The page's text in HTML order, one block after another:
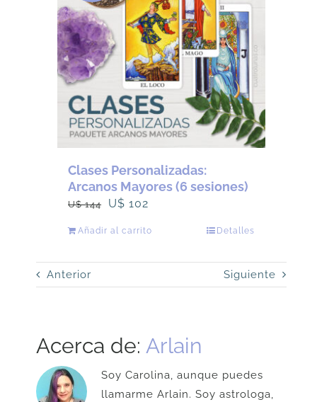
Clases Personalizadas:
Arcanos Mayores (6 sesiones)
U$144
El
U$102
Añadir al carrito Detalles
Anterior Siguiente
Acerca de:Arlain
Soy Carolina, aunque puedes
llamarme Arlain. Soy astrologa,